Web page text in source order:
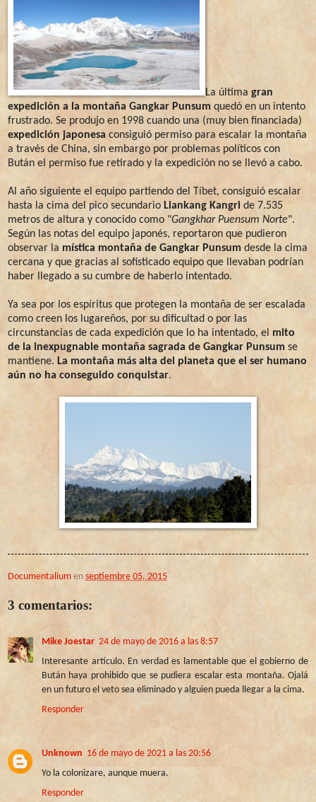
La última gran
expedición a la montaña Gangkar Punsum quedó en un intento
frustrado. Se produjo en 1998 cuando una (muy bien financiada)
expedición japonesa consiguió permiso para escalar la montaña
a través de China, sin embargo por problemas políticos con
Bután el permiso fue retirado y la expedición no se llevó a cabo.
Al año siguiente el equipo partiendo del Tíbet, consiguió escalar
hasta la cima del pico secundario Liankang Kangri de 7.535
metros de altura y conocido como "Gangkhar Puensum Norte".
Según las notas del equipo japonés, reportaron que pudieron
observar la mística montaña de Gangkar Punsum desde la cima
cercana y que gracias al sofisticado equipo que llevaban podrían
haber llegado a su cumbre de haberlo intentado.
Ya sea por los espíritus que protegen la montaña de ser escalada
como creen los lugareños, por su dificultad o por las
circunstancias de cada expedición que lo ha intentado, el mito
de la inexpugnable montaña sagrada de Gangkar Punsum se
mantiene. La montaña más alta del planeta que el ser humano
aún no ha conseguido conquistar.
Documentalium en septiembre 05, 2015
3 comentarios:
Mike Joestar 24 de mayo de 2016 a las 8:57
Interesante artículo. En verdad es lamentable que el gobierno de
Bután haya prohibido que se pudiera escalar esta montaña. Ojalá
en un futuro el veto sea eliminado y alguien pueda llegar a la cima.
Responder
Unknown 16 de mayo de 2021 a las 20:56
Yo la colonizare, aunque muera.
Responder